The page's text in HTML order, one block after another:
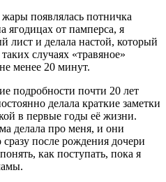
появлялась потничка
ягодицах от памперса, я
лист и делала настой, который
случаях «травяное»
менее 20 минут.
подробности почти 20 лет
делала краткие заметки
в первые годы её жизни.
делала про меня, и они
после рождения дочери
как поступать, пока я